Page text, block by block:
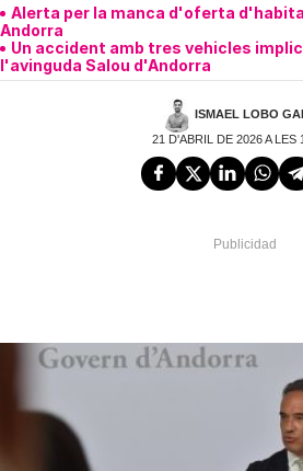
Alerta per la manca d'oferta
Andorra
Un accident amb tres vehicles
l'avinguda Salou d'Andorra
ISMAEL LOBO
21 D'ABRIL DE 2026 A LES